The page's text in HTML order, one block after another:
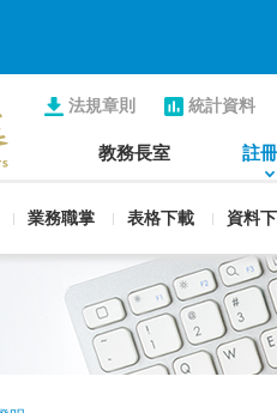
法規章則 統計資料
教務長室 註
業務職掌 表格下載 資料